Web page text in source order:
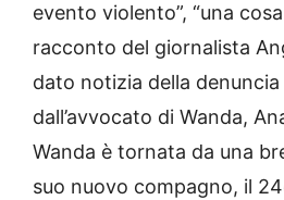
evento violento”, “una
racconto del giornalista
dato notizia della
dall’avvocato di Wanda,
Wanda è tornata da una
suo nuovo compagno, il